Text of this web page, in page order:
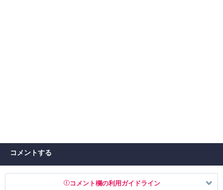
コメントする
コメント欄の利用ガイドライン